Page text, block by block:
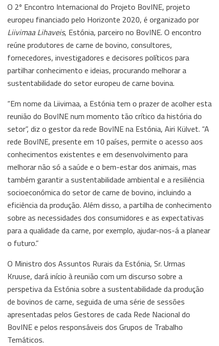
O 2º Encontro Internacional do Projeto BovINE, projeto
europeu financiado pelo Horizonte 2020, é organizado por
Liivimaa Lihaveis, Estónia, parceiro no BovINE. O encontro
reúne produtores de carne de bovino, consultores,
fornecedores, investigadores e decisores políticos para
partilhar conhecimento e ideias, procurando melhorar a
sustentabilidade do setor europeu de carne bovina.
“Em nome da Liivimaa, a Estónia tem o prazer de acolher esta
reunião do BovINE num momento tão crítico da história do
setor”, diz o gestor da rede BovINE na Estónia, Airi Külvet. “A
rede BovINE, presente em 10 países, permite o acesso aos
conhecimentos existentes e em desenvolvimento para
melhorar não só a saúde e o bem-estar dos animais, mas
também garantir a sustentabilidade ambiental e a resiliência
socioeconómica do setor de carne de bovino, incluindo a
eficiência da produção. Além disso, a partilha de conhecimento
sobre as necessidades dos consumidores e as expectativas
para a qualidade da carne, por exemplo, ajudar-nos-á a planear
o futuro.”
O Ministro dos Assuntos Rurais da Estónia, Sr. Urmas
Kruuse, dará início à reunião com um discurso sobre a
perspetiva da Estónia sobre a sustentabilidade da produção
de bovinos de carne, seguida de uma série de sessões
apresentadas pelos Gestores de cada Rede Nacional do
BovINE e pelos responsáveis dos Grupos de Trabalho
Temáticos.